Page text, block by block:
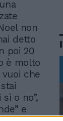
non
detto
poi 20
è molto
che
o no”,
e